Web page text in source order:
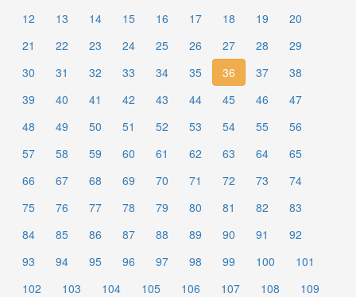
12
13 14 15 16 17 18 19
20
21
22 23 24 25 26 27 28
29
30
31 32 33 34 35 36 37
38
39
40 41 42 43 44 45 46
47
48
49 50 51 52 53 54 55
56
57
58 59 60 61 62 63 64
65
66
67 68 69 70 71 72 73
74
75
76 77 78 79 80 81 82
83
84
85 86 87 88 89 90 91
92
93
94 95 96 97 98 99 100
101
102
103 104 105 106 107 108
109